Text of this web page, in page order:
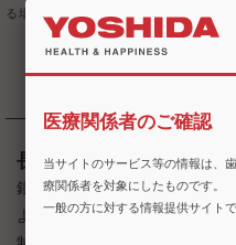
る場合があります。目立たない部分で
長時間にわたり除菌性
銀系抗菌剤と超親水ポリマ
よって、アルコールが蒸発
医療関係者のご確認
当サイトのサービス等の情報は、
療関係者を対象にしたものです。
一般の方に対する情報提供サイトで